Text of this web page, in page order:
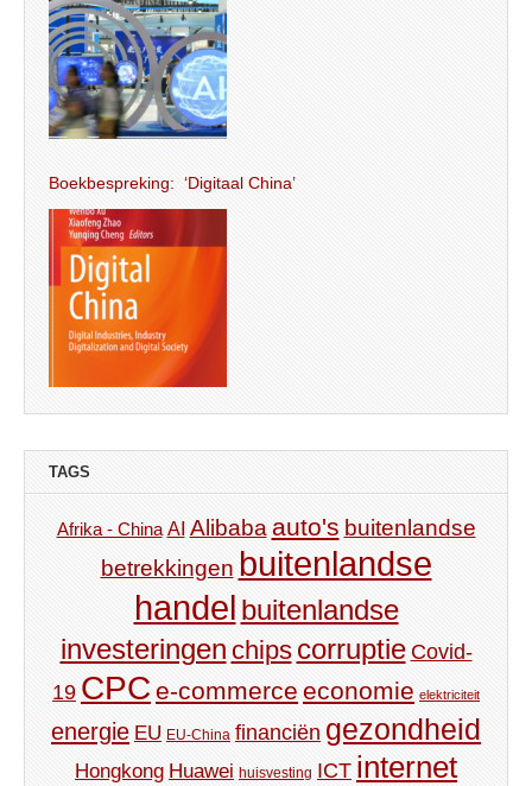
Boekbespreking: ‘Digitaal China’
TAGS
Afrika - China AI Alibaba auto's buitenlandse
betrekkingen buitenlandse
handel buitenlandse
investeringen chips corruptie Covid-
19 CPC e-commerce economie elektriciteit
energie EU EU-China financiën gezondheid
Hongkong Huawei huisvesting ICT internet